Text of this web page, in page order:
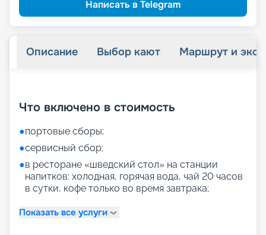
Написать в Telegram
Описание Выбор кают Маршрут и
Что включено в стоимость
●портовые сборы;
●сервисный сбор;
●в ресторане «шведский стол» на станции
напитков: холодная, горячая вода, чай 20 часов
в сутки, кофе только во время завтрака;
Показать все услуги